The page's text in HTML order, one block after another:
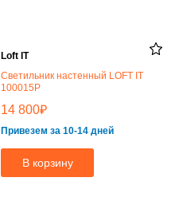
Loft IT
Светильник настенный LOFT IT
100015P
14 800₽
Привезем за 10-14 дней
В корзину